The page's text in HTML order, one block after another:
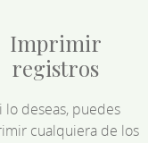
Imprimir
registros
lo deseas, puedes
cualquiera de los